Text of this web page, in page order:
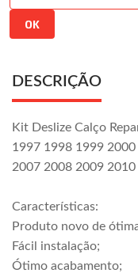
DESCRIÇÃO
Kit Deslize Calço
1997 1998 1999
2007 2008 2009
Características:
Produto novo de
Fácil instalação;
Ótimo acabamento;